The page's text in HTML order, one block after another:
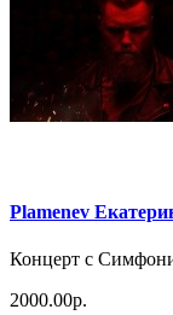
Plamenev
Концерт с
2000.00р.